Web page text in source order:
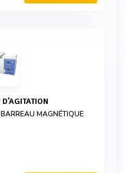
MAGNÉTIQUE